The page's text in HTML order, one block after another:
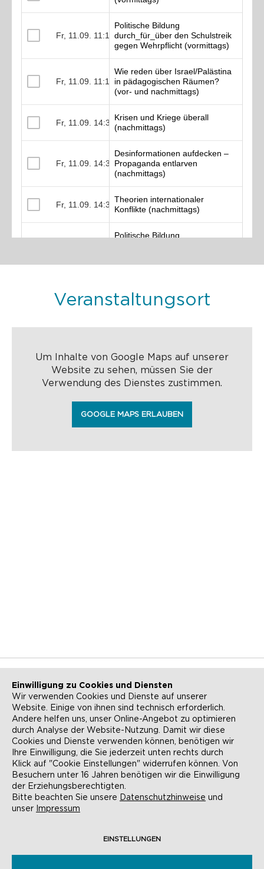
Veranstaltungsort
Um Inhalte von Google Maps auf unserer
Website zu sehen, müssen Sie der
Verwendung des Dienstes zustimmen.
GOOGLE MAPS ERLAUBEN
NEWSLETTER KONTAKT
ANFAHRT BARRIEREFREIHEIT
SUCHE AGB
DATENSCHUTZ
COOKIE-EINSTELLUNGEN
Einwilligung zu Cookies und Diensten
Wir verwenden Cookies und Dienste auf unserer
Website. Einige von ihnen sind technisch erforderlich.
Andere helfen uns, unser Online-Angebot zu optimieren
durch Analyse der Website-Nutzung. Damit wir diese
Cookies und Dienste verwenden können, benötigen wir
Ihre Einwilligung, die Sie jederzeit unten rechts durch
Klick auf "Cookie Einstellungen" widerrufen können. Von
Besuchern unter 16 Jahren benötigen wir die Einwilligung
der Erziehungsberechtigten.
Bitte beachten Sie unsere Datenschutzhinweise und
unser Impressum
EINSTELLUNGEN